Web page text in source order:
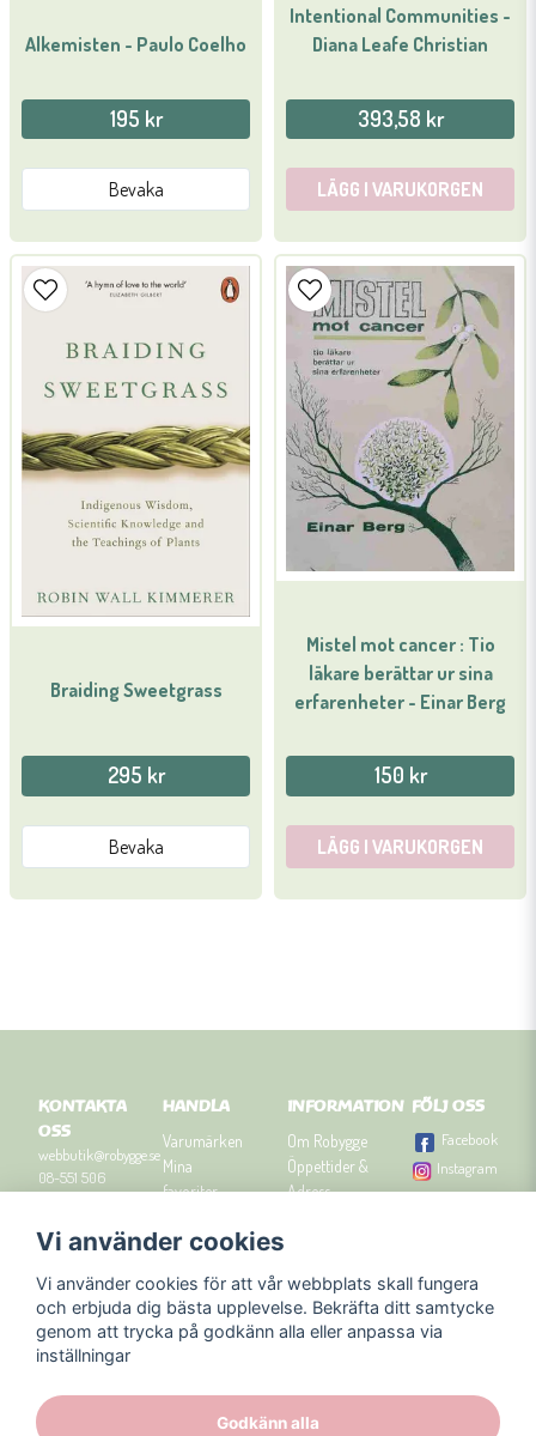
Alkemisten - Paulo Coelho
195 kr
Bevaka
Intentional Communities -
Diana Leafe Christian
393,58 kr
LÄGG I VARUKORGEN
Braiding Sweetgrass
295 kr
Bevaka
Mistel mot cancer : Tio
läkare berättar ur sina
erfarenheter - Einar Berg
150 kr
LÄGG I VARUKORGEN
KONTAKTA
OSS
webbutik@robygge.se
08-551 506
Orgnummer: 556463-
HANDLA
Varumärken
Mina
favoriter
Om cookies
Presenttips
INFORMATION
Om Robygge
Öppettider &
Adress
Kontakta oss
Nyhetsbrev
Blogg
FÖLJ OSS
Facebook
Instagram
Vi använder cookies
Vi använder cookies för att vår webbplats skall fungera
och erbjuda dig bästa upplevelse. Bekräfta ditt samtycke
genom att trycka på godkänn alla eller anpassa via
inställningar
Godkänn alla